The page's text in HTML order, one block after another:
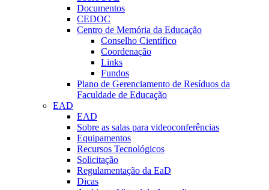
Documentos
CEDOC
Centro de Memória da Educação
Conselho Científico
Coordenação
Links
Fundos
Plano de Gerenciamento de Resíduos da
Faculdade de Educação
EAD
EAD
Sobre as salas para videoconferências
Equipamentos
Recursos Tecnológicos
Solicitação
Regulamentação da EaD
Dicas